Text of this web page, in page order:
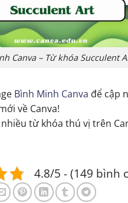
Canva – Từ khóa Succulent
Bình Minh Canva để cập
về Canva!
từ khóa thú vị trên
4.8/5 - (149 bình